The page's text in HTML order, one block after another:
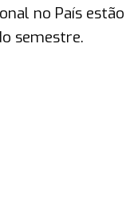
no País estão
semestre.